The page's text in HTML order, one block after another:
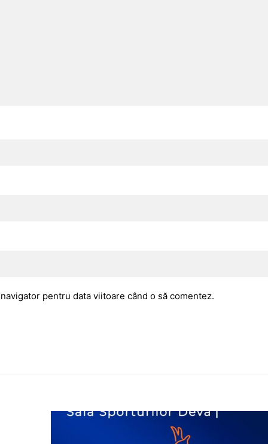
pentru data viitoare când o să comentez.